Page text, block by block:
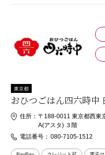
東京都
おひつごはん四六時中
住所： 〒188-0011 東京都西東
A(アスタ) ３階
電話番号： 080-7105-1512